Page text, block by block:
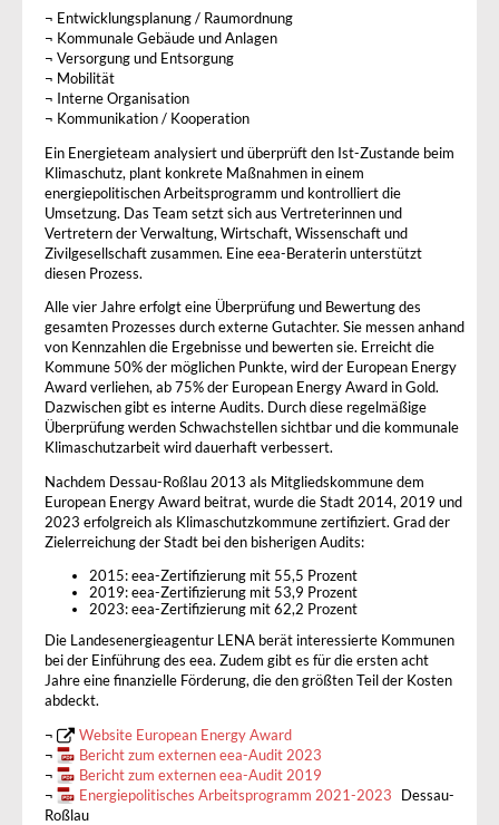
¬ Entwicklungsplanung / Raumordnung
¬ Kommunale Gebäude und Anlagen
¬ Versorgung und Entsorgung
¬ Mobilität
¬ Interne Organisation
¬ Kommunikation / Kooperation
Ein Energieteam analysiert und überprüft den Ist-Zustande beim
Klimaschutz, plant konkrete Maßnahmen in einem
energiepolitischen Arbeitsprogramm und kontrolliert die
Umsetzung. Das Team setzt sich aus Vertreterinnen und
Vertretern der Verwaltung, Wirtschaft, Wissenschaft und
Zivilgesellschaft zusammen. Eine eea-Beraterin unterstützt
diesen Prozess.
Alle vier Jahre erfolgt eine Überprüfung und Bewertung des
gesamten Prozesses durch externe Gutachter. Sie messen anhand
von Kennzahlen die Ergebnisse und bewerten sie. Erreicht die
Kommune 50% der möglichen Punkte, wird der European Energy
Award verliehen, ab 75% der European Energy Award in Gold.
Dazwischen gibt es interne Audits. Durch diese regelmäßige
Überprüfung werden Schwachstellen sichtbar und die kommunale
Klimaschutzarbeit wird dauerhaft verbessert.
Nachdem Dessau-Roßlau 2013 als Mitgliedskommune dem
European Energy Award beitrat, wurde die Stadt 2014, 2019 und
2023 erfolgreich als Klimaschutzkommune zertifiziert. Grad der
Zielerreichung der Stadt bei den bisherigen Audits:
2015: eea-Zertifizierung mit 55,5 Prozent
2019: eea-Zertifizierung mit 53,9 Prozent
2023: eea-Zertifizierung mit 62,2 Prozent
Die Landesenergieagentur LENA berät interessierte Kommunen
bei der Einführung des eea. Zudem gibt es für die ersten acht
Jahre eine finanzielle Förderung, die den größten Teil der Kosten
abdeckt.
¬
Website European Energy Award
¬
Bericht zum externen eea-Audit 2023
¬
Bericht zum externen eea-Audit 2019
¬
Energiepolitisches Arbeitsprogramm 2021-2023
Dessau-
Roßlau